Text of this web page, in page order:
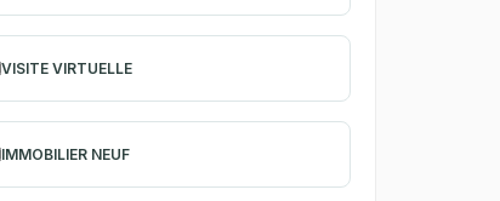
VISITE VIRTUELLE
IMMOBILIER NEUF